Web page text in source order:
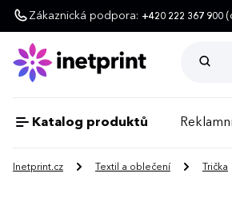
Zákaznická podpora: +420 222 367 900
Katalog produktů
Inetprint.cz Textil a oblečení Trička